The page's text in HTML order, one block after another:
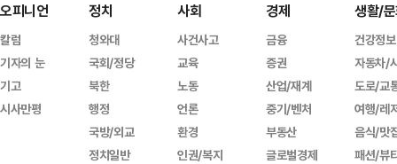
오피니언
칼럼
기자의 눈
기고
시사만평
정치
청와대
국회/정당
북한
행정
국방/외교
정치일반
사회
사건사고
교육
노동
언론
환경
인권/복지
경제
금융
증권
산업/재계
중기/벤처
부동산
글로벌경제
생활/
건강정보
자동차/
도로/교
여행/레
음식/맛
패션/뷰